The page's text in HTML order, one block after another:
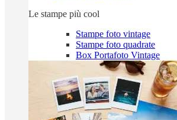
Le stampe più cool
Stampe foto vintage
Stampe foto quadrate
Box Portafoto Vintage